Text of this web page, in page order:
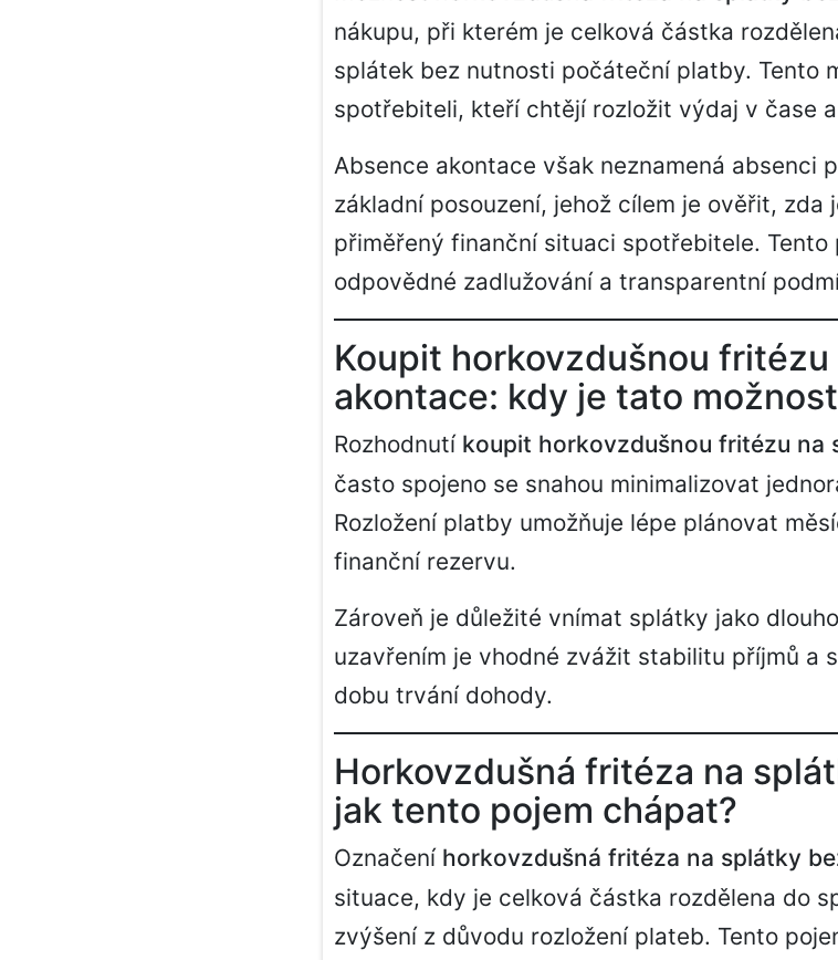
nákupu, při kterém je celková částka
splátek bez nutnosti počáteční platby. Tento
spotřebiteli, kteří chtějí rozložit výdaj v čase
Absence akontace však neznamená absenci
základní posouzení, jehož cílem je ověřit, zda
přiměřený finanční situaci spotřebitele.
odpovědné zadlužování a transparentní
Koupit horkovzdušnou
akontace: kdy je tato
Rozhodnutí koupit horkovzdušnou fritézu na
často spojeno se snahou minimalizovat
Rozložení platby umožňuje lépe plánovat
finanční rezervu.
Zároveň je důležité vnímat splátky jako
uzavřením je vhodné zvážit stabilitu příjmů a
dobu trvání dohody.
Horkovzdušná fritéza na
jak tento pojem chápat?
Označení horkovzdušná fritéza na splátky
situace, kdy je celková částka rozdělena do
zvýšení z důvodu rozložení plateb. Tento